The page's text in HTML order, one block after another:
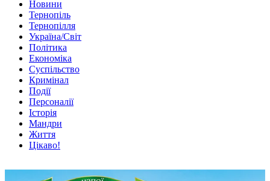
Новини
Тернопіль
Тернопілля
Україна/Світ
Політика
Економіка
Суспільство
Кримінал
Події
Персоналії
Історія
Мандри
Життя
Цікаво!